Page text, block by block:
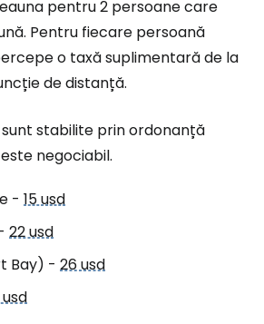
pentru 2 persoane care
Pentru fiecare persoană
o taxă suplimentară de la
de distanță.
stabilite prin ordonanță
negociabil.
- 15 usd
22 usd
Bay) - 26 usd
usd